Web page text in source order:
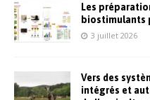
Les
biostimulants
3 juillet 2026
Vers des
intégrés et